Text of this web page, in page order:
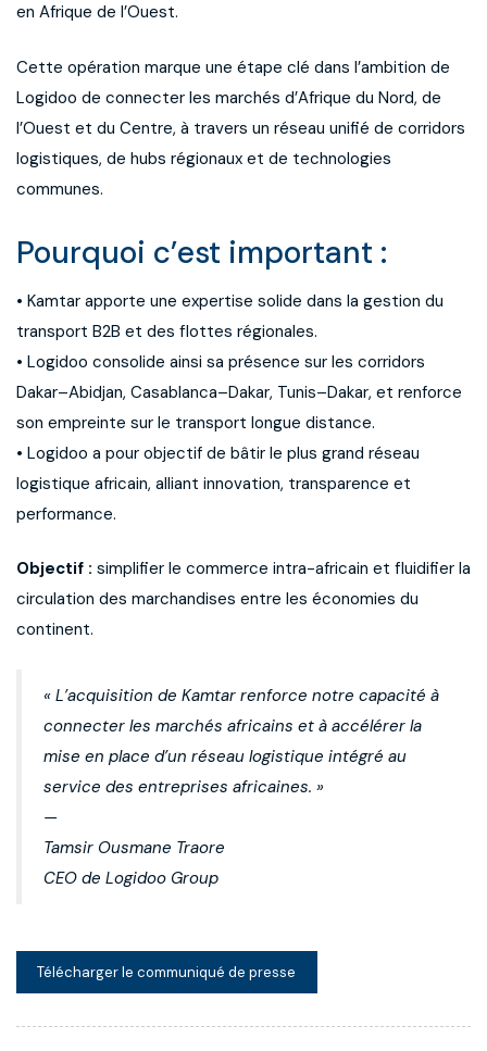
en Afrique de l’Ouest.
Cette opération marque une étape clé dans l’ambition de
Logidoo de connecter les marchés d’Afrique du Nord, de
l’Ouest et du Centre, à travers un réseau unifié de corridors
logistiques, de hubs régionaux et de technologies
communes.
Pourquoi c’est important :
• Kamtar apporte une expertise solide dans la gestion du
transport B2B et des flottes régionales.
• Logidoo consolide ainsi sa présence sur les corridors
Dakar–Abidjan, Casablanca–Dakar, Tunis–Dakar, et renforce
son empreinte sur le transport longue distance.
• Logidoo a pour objectif de bâtir le plus grand réseau
logistique africain, alliant innovation, transparence et
performance.
Objectif : simplifier le commerce intra-africain et fluidifier la
circulation des marchandises entre les économies du
continent.
« L’acquisition de Kamtar renforce notre capacité à
connecter les marchés africains et à accélérer la
mise en place d’un réseau logistique intégré au
service des entreprises africaines. »
—
Tamsir Ousmane Traore
CEO de Logidoo Group
Télécharger le communiqué de presse